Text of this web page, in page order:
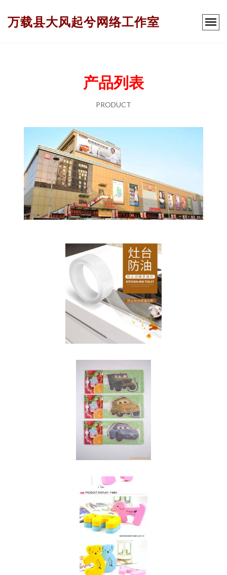
万载县大风起兮网络工作室
产品列表
PRODUCT